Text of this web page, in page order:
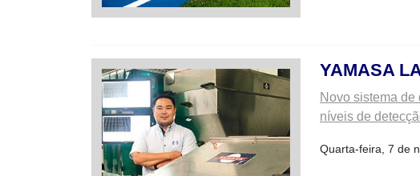
YAMASA
Novo sistema
níveis de
Quarta-feira, 7 de